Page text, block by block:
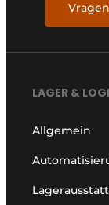
LAGER &
Allgemein